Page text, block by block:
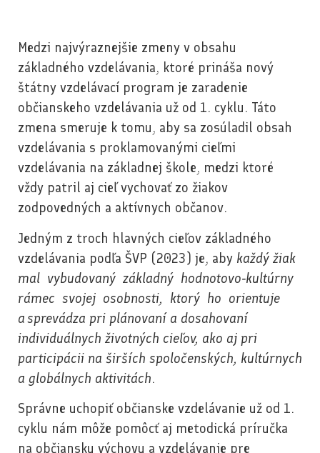
Medzi najvýraznejšie zmeny v obsahu
základného vzdelávania, ktoré prináša nový
štátny vzdelávací program je zaradenie
občianskeho vzdelávania už od 1. cyklu. Táto
zmena smeruje k tomu, aby sa zosúladil obsah
vzdelávania s proklamovanými cieľmi
vzdelávania na základnej škole, medzi ktoré
vždy patril aj cieľ vychovať zo žiakov
zodpovedných a aktívnych občanov.
Jedným z troch hlavných cieľov základného
vzdelávania podľa ŠVP (2023) je, aby každý žiak
mal vybudovaný základný hodnotovo‐kultúrny
rámec svojej osobnosti, ktorý ho orientuje
a sprevádza pri plánovaní a dosahovaní
individuálnych životných cieľov, ako aj pri
participácii na širších spoločenských, kultúrnych
a globálnych aktivitách.
Správne uchopiť občianske vzdelávanie už od 1.
cyklu nám môže pomôcť aj metodická príručka
na občiansku výchovu a vzdelávanie pre